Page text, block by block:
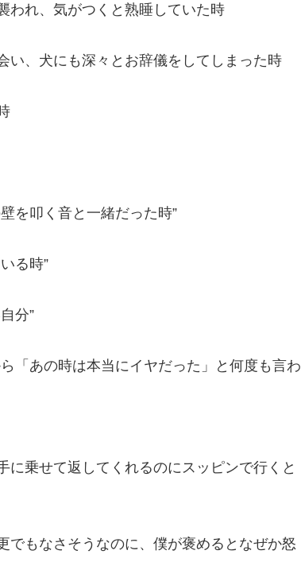
われ、気がつくと熟睡していた時
い、犬にも深々とお辞儀をしてしまった時
を叩く音と一緒だった時”
る時”
分”
「あの時は本当にイヤだった」と何度も言わ
乗せて返してくれるのにスッピンで行くと
でもなさそうなのに、僕が褒めるとなぜか怒